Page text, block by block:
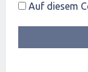
Auf diesem